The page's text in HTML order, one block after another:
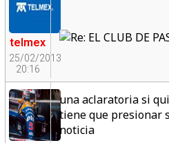
telmex
25/02/2013
20:16
una aclaratoria si
tiene que presionar
noticia